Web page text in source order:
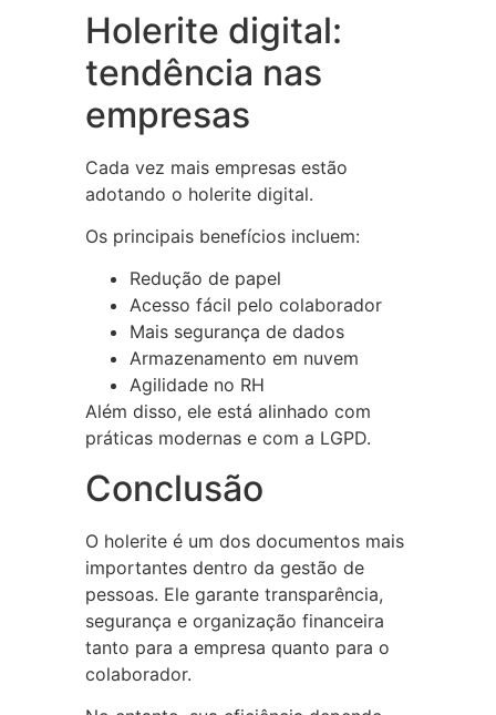
Holerite digital:
tendência nas
empresas
Cada vez mais empresas estão
adotando o holerite digital.
Os principais benefícios incluem:
Redução de papel
Acesso fácil pelo colaborador
Mais segurança de dados
Armazenamento em nuvem
Agilidade no RH
Além disso, ele está alinhado com
práticas modernas e com a LGPD.
Conclusão
O holerite é um dos documentos mais
importantes dentro da gestão de
pessoas. Ele garante transparência,
segurança e organização financeira
tanto para a empresa quanto para o
colaborador.